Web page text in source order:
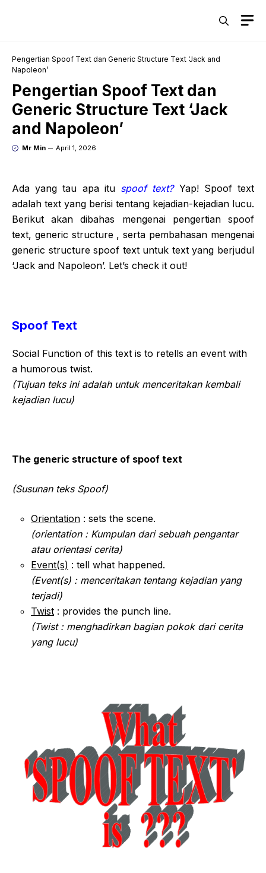
Pengertian Spoof Text dan Generic Structure Text ‘Jack and
Napoleon’
Pengertian Spoof Text dan
Generic Structure Text ‘Jack
and Napoleon’
Mr Min April 1, 2026
Ada yang tau apa itu spoof text? Yap! Spoof text
adalah text yang berisi tentang kejadian-kejadian lucu.
Berikut akan dibahas mengenai pengertian spoof
text, generic structure , serta pembahasan mengenai
generic structure spoof text untuk text yang berjudul
‘Jack and Napoleon’. Let’s check it out!
Spoof Text
Social Function of this text is to retells an event with
a humorous twist.
(Tujuan teks ini adalah untuk menceritakan kembali
kejadian lucu)
The generic structure of spoof text
(Susunan teks Spoof)
Orientation : sets the scene.
(orientation : Kumpulan dari sebuah pengantar
atau orientasi cerita)
Event(s) : tell what happened.
(Event(s) : menceritakan tentang kejadian yang
terjadi)
Twist : provides the punch line.
(Twist : menghadirkan bagian pokok dari cerita
yang lucu)